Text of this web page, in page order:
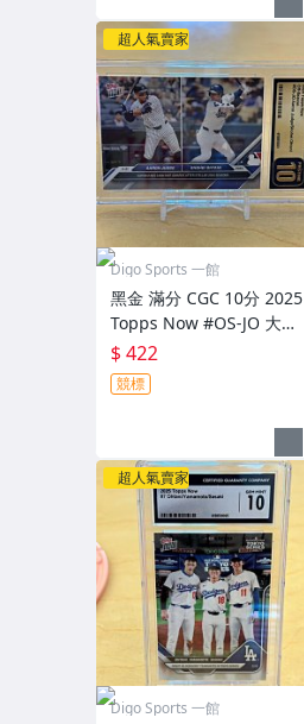
超人氣賣家
Digo Sports 一館
黑金 滿分 CGC 10分 2025
Topps Now #OS-JO 大谷
翔平 & Aaron Judge 美
聯、國聯MVP特卡 洛杉磯
道奇 紐約洋基
$ 422
競標
超人氣賣家
Digo Sports 一館